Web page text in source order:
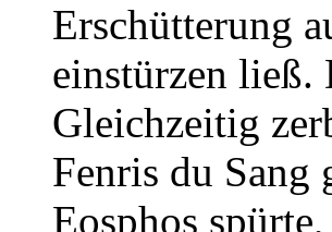
Erschütterung
einstürzen ließ.
Gleichzeitig
Fenris du Sang
Eosphos